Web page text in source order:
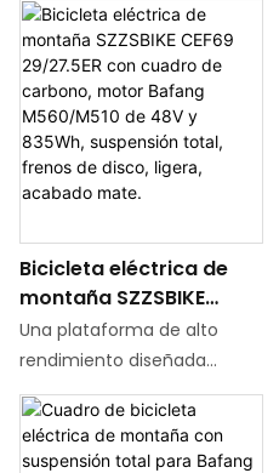
Bicicleta eléctrica de
montaña SZZSBIKE
CEF69 29/27.5ER con
cuadro de carbono,
M560/M510 de 48V y
835Wh, suspensión
Una plataforma de alto
rendimiento diseñada
específicamente para
aventuras en la montaña.
Cuenta con un cuadro